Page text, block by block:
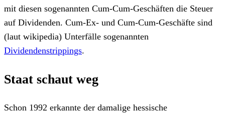
mit diesen sogenannten Cum-Cum-Geschäften die Steuer
auf Dividenden. Cum-Ex- und Cum-Cum-Geschäfte sind
(laut wikipedia) Unterfälle sogenannten
Dividendenstrippings.
Staat schaut weg
Schon 1992 erkannte der damalige hessische